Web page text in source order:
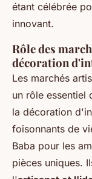
étant célébrée
innovant.
Rôle des
décoration
Les marchés
un rôle essentiel
la décoration
foisonnants de
Baba pour les
pièces uniques.